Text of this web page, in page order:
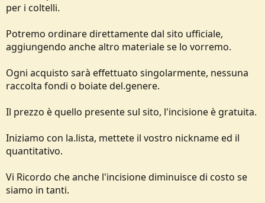
per i coltelli.
Potremo ordinare direttamente dal sito ufficiale,
aggiungendo anche altro materiale se lo vorremo.
Ogni acquisto sarà effettuato singolarmente, nessuna
raccolta fondi o boiate del.genere.
Il prezzo è quello presente sul sito, l'incisione è gratuita.
Iniziamo con la.lista, mettete il vostro nickname ed il
quantitativo.
Vi Ricordo che anche l'incisione diminuisce di costo se
siamo in tanti.